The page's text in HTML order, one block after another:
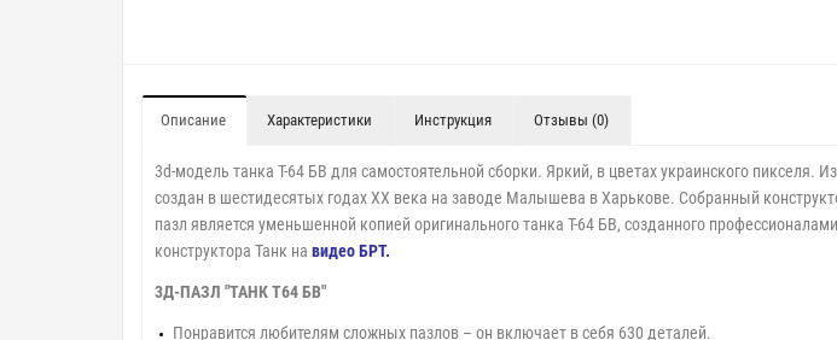
Описание Характеристики Инструкция Отзывы (0)
3d-модель танка Т-64 БВ для самостоятельной сборки. Яркий, в цветах украинского
создан в шестидесятых годах ХХ века на заводе Малышева в Харькове. Собранный
пазл является уменьшенной копией оригинального танка Т-64 БВ, созданного
конструктора Танк на видео БРТ.
3Д-ПАЗЛ "ТАНК Т64 БВ"
Понравится любителям сложных пазлов – он включает в себя 630 деталей.